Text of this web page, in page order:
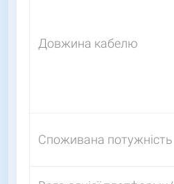
Довжина кабелю
Споживана потужність